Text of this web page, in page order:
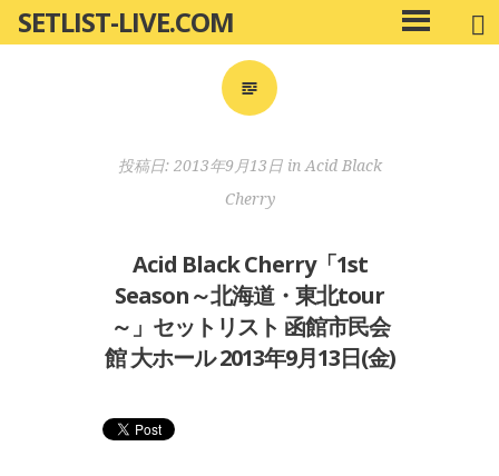
ン
SETLIST-LIVE.COM
メ
イ
投稿日: 2013年9月13日inAcid Black
Cherry
Acid Black Cherry「1st
Season～北海道・東北tour
～」セットリスト 函館市民会
館 大ホール 2013年9月13日(金)